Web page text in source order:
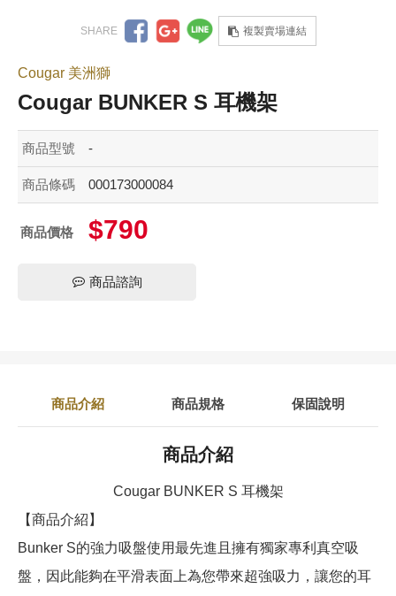
複製賣場連結
Cougar 美洲獅
Cougar BUNKER S 耳機架
商品型號 -
商品條碼 000173000084
商品價格 $790
商品諮詢
商品介紹 商品規格 保固說明
商品介紹
Cougar BUNKER S 耳機架
【商品介紹】
Bunker S的強力吸盤使用最先進且擁有獨家專利真空吸
盤，因此能夠在平滑表面上為您帶來超強吸力，讓您的耳